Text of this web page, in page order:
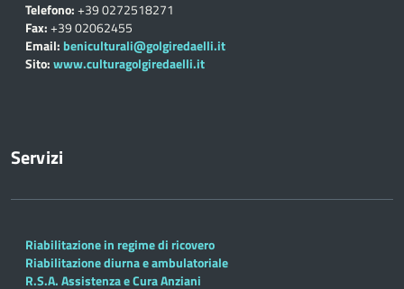
Telefono:+39 0272518271
Fax:+39 02062455
Email: beniculturali@golgiredaelli.it
Sito:www.culturagolgiredaelli.it
Servizi
Riabilitazione in regime di ricovero
Riabilitazione diurna e ambulatoriale
R.S.A. Assistenza e Cura Anziani